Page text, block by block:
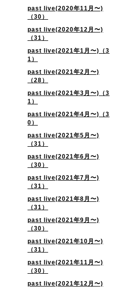
past live(2020年11月〜)
（30）
past live(2020年12月〜)
（31）
past live(2021年1月〜)（3
1）
past live(2021年2月〜)
（28）
past live(2021年3月〜)（3
1）
past live(2021年4月〜)（3
0）
past live(2021年5月〜)
（31）
past live(2021年6月〜)
（30）
past live(2021年7月〜)
（31）
past live(2021年8月〜)
（31）
past live(2021年9月〜)
（30）
past live(2021年10月〜)
（31）
past live(2021年11月〜)
（30）
past live(2021年12月〜)